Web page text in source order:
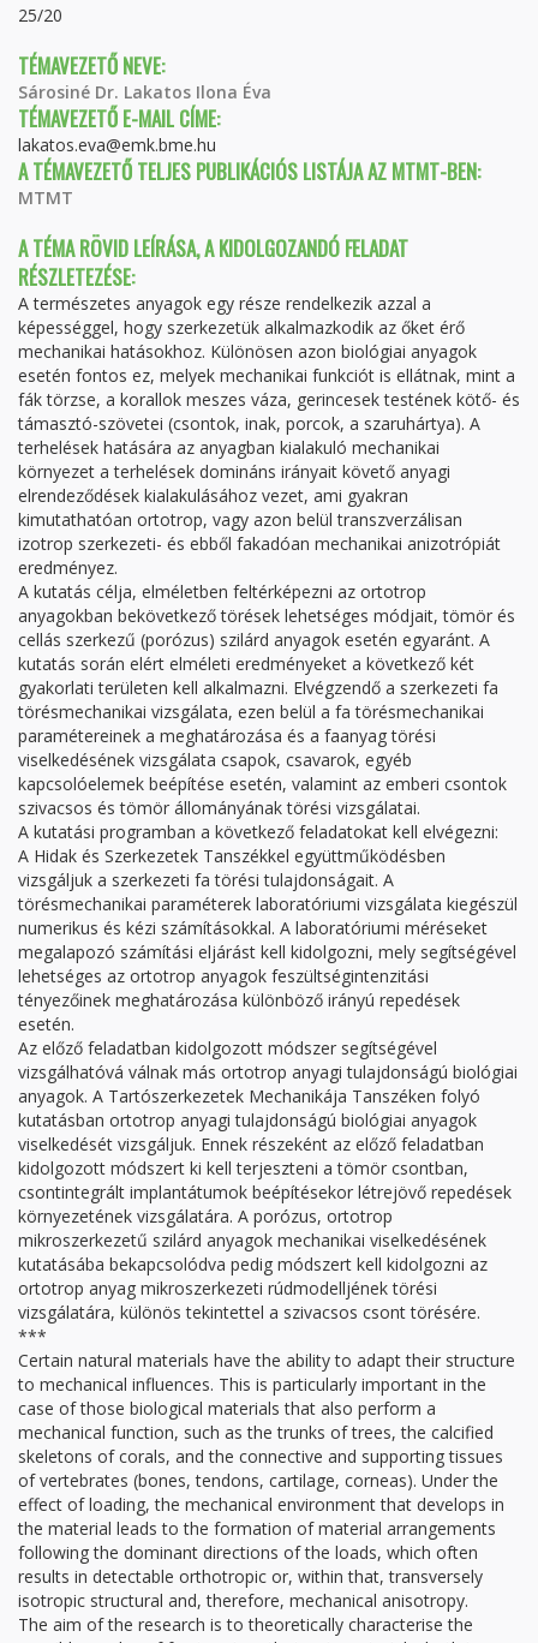
25/20
TÉMAVEZETŐ NEVE:
Sárosiné Dr. Lakatos Ilona Éva
TÉMAVEZETŐ E-MAIL CÍME:
lakatos.eva@emk.bme.hu
A TÉMAVEZETŐ TELJES PUBLIKÁCIÓS LISTÁJA AZ MTMT-BEN:
MTMT
A TÉMA RÖVID LEÍRÁSA, A KIDOLGOZANDÓ FELADAT
RÉSZLETEZÉSE:
A természetes anyagok egy része rendelkezik azzal a
képességgel, hogy szerkezetük alkalmazkodik az őket érő
mechanikai hatásokhoz. Különösen azon biológiai anyagok
esetén fontos ez, melyek mechanikai funkciót is ellátnak, mint a
fák törzse, a korallok meszes váza, gerincesek testének kötő- és
támasztó-szövetei (csontok, inak, porcok, a szaruhártya). A
terhelések hatására az anyagban kialakuló mechanikai
környezet a terhelések domináns irányait követő anyagi
elrendeződések kialakulásához vezet, ami gyakran
kimutathatóan ortotrop, vagy azon belül transzverzálisan
izotrop szerkezeti- és ebből fakadóan mechanikai anizotrópiát
eredményez.
A kutatás célja, elméletben feltérképezni az ortotrop
anyagokban bekövetkező törések lehetséges módjait, tömör és
cellás szerkezű (porózus) szilárd anyagok esetén egyaránt. A
kutatás során elért elméleti eredményeket a következő két
gyakorlati területen kell alkalmazni. Elvégzendő a szerkezeti fa
törésmechanikai vizsgálata, ezen belül a fa törésmechanikai
paramétereinek a meghatározása és a faanyag törési
viselkedésének vizsgálata csapok, csavarok, egyéb
kapcsolóelemek beépítése esetén, valamint az emberi csontok
szivacsos és tömör állományának törési vizsgálatai.
A kutatási programban a következő feladatokat kell elvégezni:
A Hidak és Szerkezetek Tanszékkel együttműködésben
vizsgáljuk a szerkezeti fa törési tulajdonságait. A
törésmechanikai paraméterek laboratóriumi vizsgálata kiegészül
numerikus és kézi számításokkal. A laboratóriumi méréseket
megalapozó számítási eljárást kell kidolgozni, mely segítségével
lehetséges az ortotrop anyagok feszültségintenzitási
tényezőinek meghatározása különböző irányú repedések
esetén.
Az előző feladatban kidolgozott módszer segítségével
vizsgálhatóvá válnak más ortotrop anyagi tulajdonságú biológiai
anyagok. A Tartószerkezetek Mechanikája Tanszéken folyó
kutatásban ortotrop anyagi tulajdonságú biológiai anyagok
viselkedését vizsgáljuk. Ennek részeként az előző feladatban
kidolgozott módszert ki kell terjeszteni a tömör csontban,
csontintegrált implantátumok beépítésekor létrejövő repedések
környezetének vizsgálatára. A porózus, ortotrop
mikroszerkezetű szilárd anyagok mechanikai viselkedésének
kutatásába bekapcsolódva pedig módszert kell kidolgozni az
ortotrop anyag mikroszerkezeti rúdmodelljének törési
vizsgálatára, különös tekintettel a szivacsos csont törésére.
***
Certain natural materials have the ability to adapt their structure
to mechanical influences. This is particularly important in the
case of those biological materials that also perform a
mechanical function, such as the trunks of trees, the calcified
skeletons of corals, and the connective and supporting tissues
of vertebrates (bones, tendons, cartilage, corneas). Under the
effect of loading, the mechanical environment that develops in
the material leads to the formation of material arrangements
following the dominant directions of the loads, which often
results in detectable orthotropic or, within that, transversely
isotropic structural and, therefore, mechanical anisotropy.
The aim of the research is to theoretically characterise the